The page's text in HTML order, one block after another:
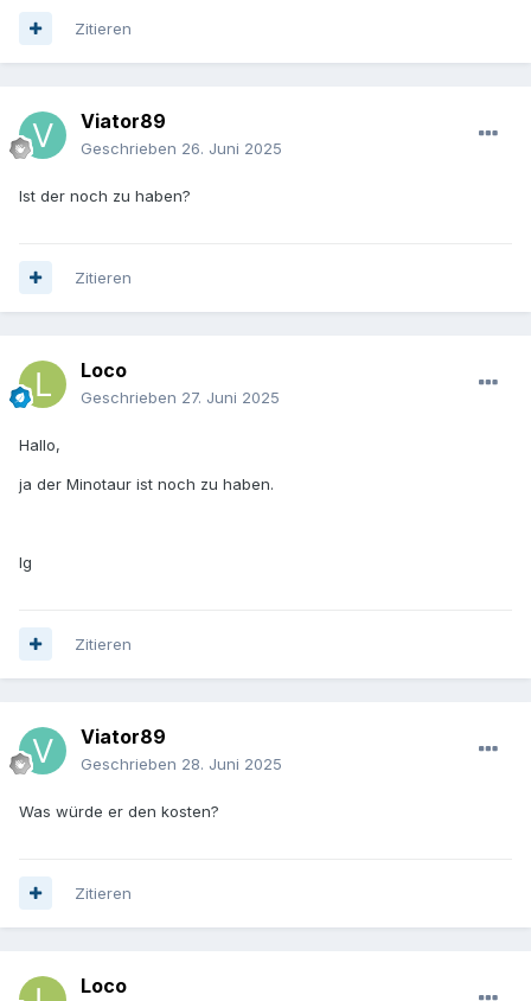
Zitieren
Viator89
Geschrieben 26. Juni 2025
Ist der noch zu haben?
Zitieren
Loco
Geschrieben 27. Juni 2025
Hallo,
ja der Minotaur ist noch zu haben.
lg
Zitieren
Viator89
Geschrieben 28. Juni 2025
Was würde er den kosten?
Zitieren
Loco